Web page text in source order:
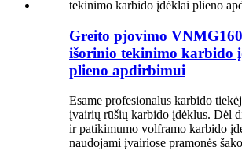
Greito pjovimo
išorinio tekinimo karbido
plieno apdirbimui
Esame profesionalus karbido
įvairių rūšių karbido įdėklus. Dėl
ir patikimumo volframo karbido
naudojami įvairiose pramonės